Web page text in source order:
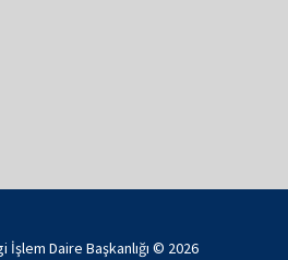
İşlem Daire Başkanlığı © 2026